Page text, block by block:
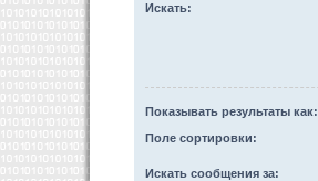
Искать:
Показывать результаты как:
Поле сортировки:
Искать сообщения за: